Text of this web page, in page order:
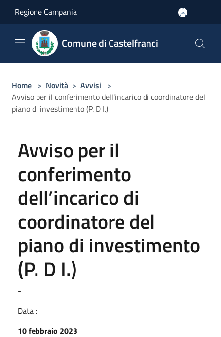
Regione Campania
Comune di Castelfranci
Home > Novità > Avvisi >
Avviso per il conferimento dell’incarico di coordinatore del
piano di investimento (P. D I.)
Avviso per il
conferimento
dell’incarico di
coordinatore del
piano di investimento
(P. D I.)
-
Data :
10 febbraio 2023